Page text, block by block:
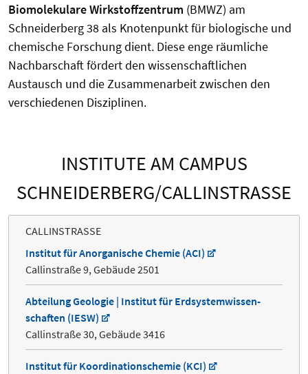
Biomolekulare Wirkstoffzentrum (BMWZ) am
Schneiderberg 38 als Knotenpunkt für biologische und
chemische Forschung dient. Diese enge räumliche
Nachbarschaft fördert den wissenschaftlichen
Austausch und die Zusammenarbeit zwischen den
verschiedenen Disziplinen.
INSTITUTE AM CAMPUS
SCHNEIDERBERG/CALLINSTRASSE
CALLINSTRASSE
Institut für Anorganische Chemie (ACI)
Callinstraße 9, Gebäude 2501
Abteilung Geologie | Institut für Erdsystem­wissen­
schaften (IESW)
Callinstraße 30, Gebäude 3416
Institut für Koordinationschemie (KCI)